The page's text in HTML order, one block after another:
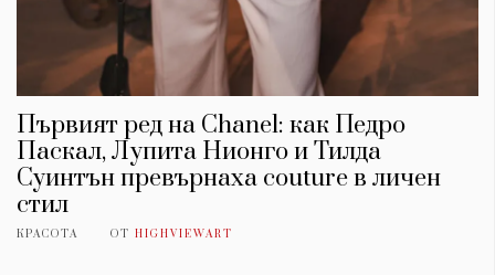
Първият ред на Chanel: как Педро
Паскал, Лупита Нионго и Тилда
Суинтън превърнаха couture в личен
стил
КРАСОТА ОТ HIGHVIEWART